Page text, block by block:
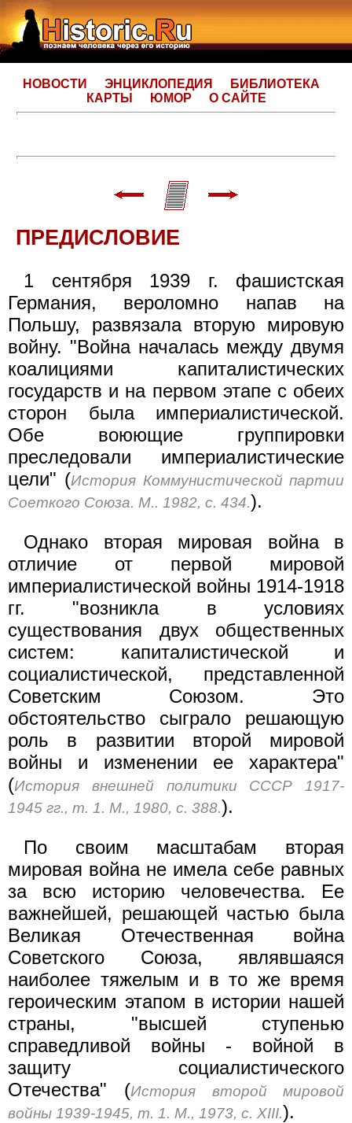
НОВОСТИ ЭНЦИКЛОПЕДИЯ
БИБЛИОТЕКА
КАРТЫ
ЮМОР О САЙТЕ
ПРЕДИСЛОВИЕ
1 сентября 1939 г. фашистская
Германия, вероломно напав на
Польшу, развязала вторую мировую
войну. "Война началась между двумя
коалициями капиталистических
государств и на первом этапе с обеих
сторон была империалистической.
Обе воюющие группировки
преследовали империалистические
цели" (История Коммунистической партии
Соеткого Союза. М.. 1982, с. 434.).
Однако вторая мировая война в
отличие от первой мировой
империалистической войны 1914-1918
гг. "возникла в условиях
существования двух общественных
систем: капиталистической и
социалистической, представленной
Советским Союзом. Это
обстоятельство сыграло решающую
роль в развитии второй мировой
войны и изменении ее характера"
(История внешней политики СССР 1917-
1945 гг., т. 1. М., 1980, с. 388.).
По своим масштабам вторая
мировая война не имела себе равных
за всю историю человечества. Ее
важнейшей, решающей частью была
Великая Отечественная война
Советского Союза, являвшаяся
наиболее тяжелым и в то же время
героическим этапом в истории нашей
страны, "высшей ступенью
справедливой войны - войной в
защиту социалистического
Отечества" (История второй мировой
войны 1939-1945, т. 1. М., 1973, с. XIII.).